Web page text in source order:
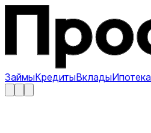
ЗаймыКредитыВкладыИпотека